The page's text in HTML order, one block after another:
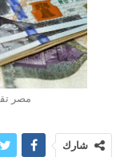
مصر
شارك